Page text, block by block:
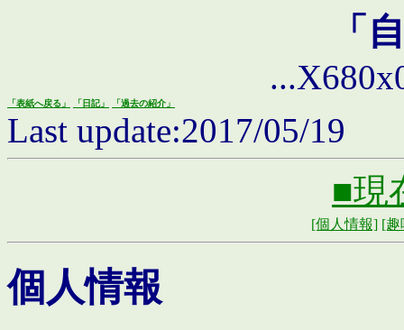
「
「表紙へ戻る」 「日記」 「過去の紹介」
Last update:2017/05/19
■現
[個人情報] [趣
個人情報